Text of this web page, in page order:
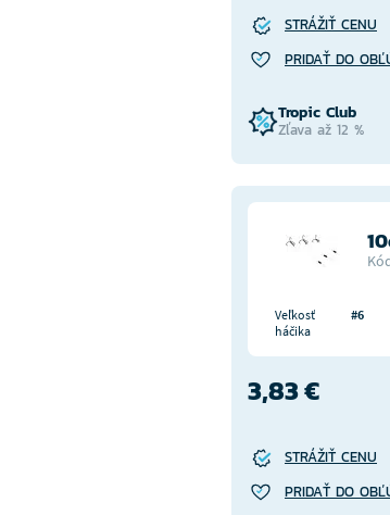
STRÁŽIŤ CENU
PRIDAŤ DO
Tropic Club
Zľava až 12 %
Veľkosť
háčika
#6
3,83 €
STRÁŽIŤ CENU
PRIDAŤ DO